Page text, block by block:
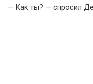
— Как ты? — спросил